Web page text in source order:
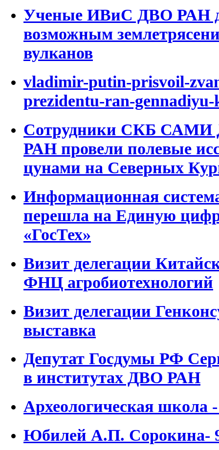
Ученые ИВиС ДВО РАН
возможным
вулканов
vladimir-putin-prisvoil-
prezidentu-ran-
Сотрудники СКБ
РАН провели полевые
цунами на Северных
Информационная
перешла на Единую
«ГосТех»
Визит делегации
ФНЦ агробиотехнологий
Визит делегации
выставка
Депутат Госдумы РФ
в институтах ДВО РАН
Археологическая школа
Юбилей А.П. Сорокина-